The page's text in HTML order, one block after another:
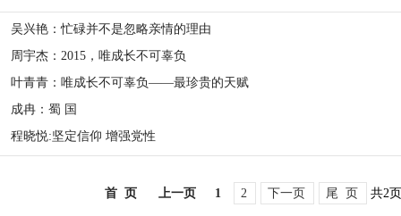
吴兴艳：忙碌并不是忽略亲情的理由
周宇杰：2015，唯成长不可辜负
叶青青：唯成长不可辜负——最珍贵的天赋
成冉：蜀 国
程晓悦:坚定信仰 增强党性
首 页 上一页 1 2 下一页 尾 页 共2